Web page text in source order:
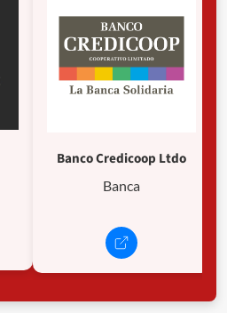
Banco Credicoop Ltdo
Banca